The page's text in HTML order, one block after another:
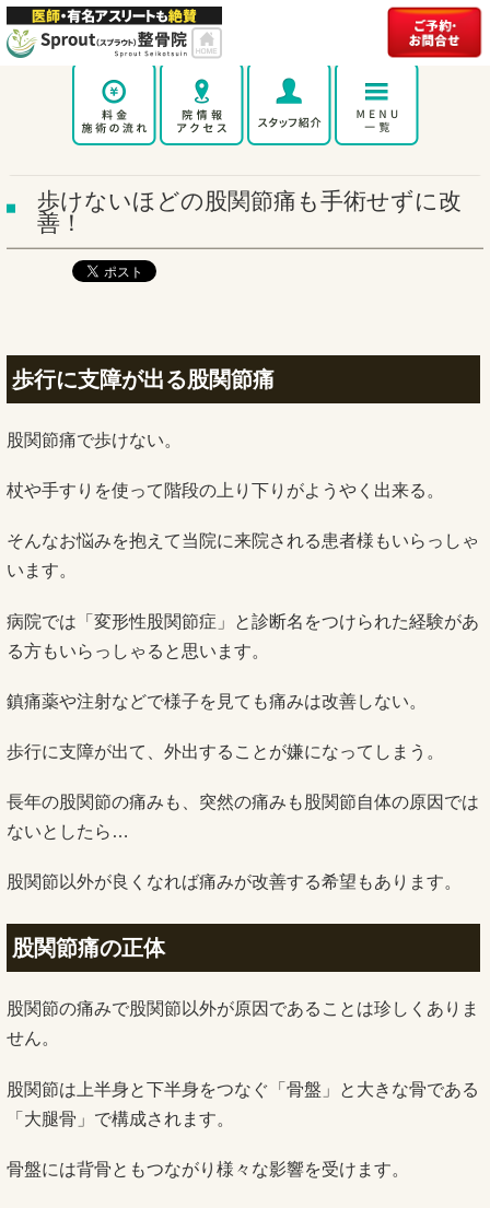
歩けないほどの股関節痛も手術せずに改
善！
歩行に支障が出る股関節痛
股関節痛で歩けない。
杖や手すりを使って階段の上り下りがようやく出来る。
そんなお悩みを抱えて当院に来院される患者様もいらっしゃ
います。
病院では「変形性股関節症」と診断名をつけられた経験があ
る方もいらっしゃると思います。
鎮痛薬や注射などで様子を見ても痛みは改善しない。
歩行に支障が出て、外出することが嫌になってしまう。
長年の股関節の痛みも、突然の痛みも股関節自体の原因では
ないとしたら…
股関節以外が良くなれば痛みが改善する希望もあります。
股関節痛の正体
股関節の痛みで股関節以外が原因であることは珍しくありま
せん。
股関節は上半身と下半身をつなぐ「骨盤」と大きな骨である
「大腿骨」で構成されます。
骨盤には背骨ともつながり様々な影響を受けます。